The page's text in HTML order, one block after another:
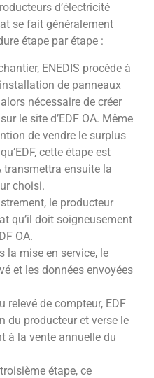
d’électricité
se fait généralement
étape par étape :
ENEDIS procède à
de panneaux
nécessaire de créer
le site d’EDF OA. Même
de vendre le surplus
cette étape est
transmettra ensuite la
choisi.
le producteur
qu’il doit soigneusement
OA.
la mise en service, le
et les données envoyées
relevé de compteur, EDF
du producteur et verse le
à la vente annuelle du
étape, ce